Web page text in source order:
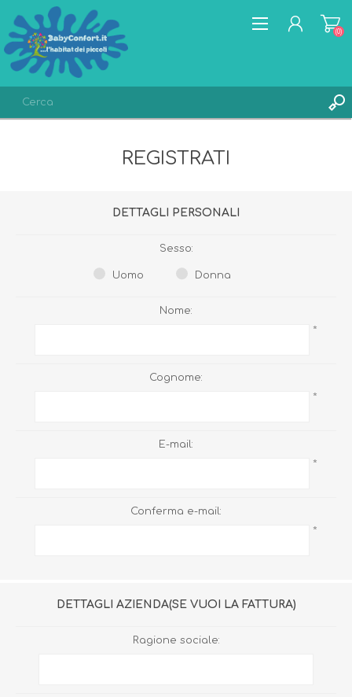
(0)
REGISTRATI
DETTAGLI PERSONALI
Sesso:
Uomo Donna
Nome:
*
Cognome:
*
E-mail:
*
Conferma e-mail:
*
DETTAGLI AZIENDA(SE VUOI LA FATTURA)
Ragione sociale: